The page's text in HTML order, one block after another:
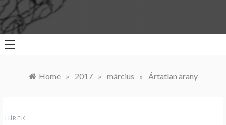
Home » 2017 » március » Ártatlan arany
HÍREK